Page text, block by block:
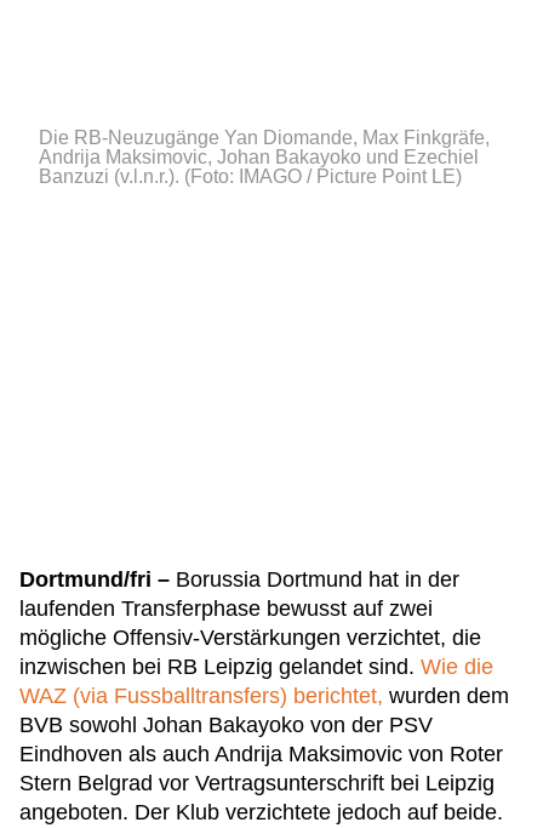
Die RB-Neuzugänge Yan Diomande, Max Finkgräfe,
Andrija Maksimovic, Johan Bakayoko und Ezechiel
Banzuzi (v.l.n.r.). (Foto: IMAGO / Picture Point LE)
Dortmund/fri – Borussia Dortmund hat in der
laufenden Transferphase bewusst auf zwei
mögliche Offensiv-Verstärkungen verzichtet, die
inzwischen bei RB Leipzig gelandet sind. Wie die
WAZ (via Fussballtransfers) berichtet, wurden dem
BVB sowohl Johan Bakayoko von der PSV
Eindhoven als auch Andrija Maksimovic von Roter
Stern Belgrad vor Vertragsunterschrift bei Leipzig
angeboten. Der Klub verzichtete jedoch auf beide.